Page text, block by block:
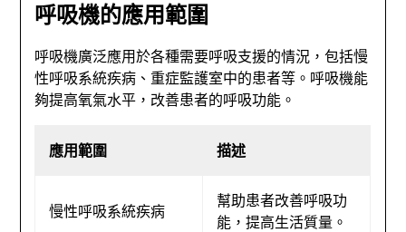
呼吸機的應用範圍
呼吸機廣泛應用於各種需要呼吸支援的情況，包括慢
性呼吸系統疾病、重症監護室中的患者等。呼吸機能
夠提高氧氣水平，改善患者的呼吸功能。
應用範圍 描述
慢性呼吸系統疾病
幫助患者改善呼吸功
能，提高生活質量。